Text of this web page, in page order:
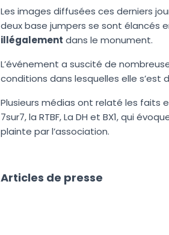
Les images diffusées ces derniers
deux base jumpers se sont élancés
illégalement dans le monument.
L’événement a suscité de
conditions dans lesquelles elle s’est
Plusieurs médias ont relaté les faits
7sur7, la RTBF, La DH et BX1, qui
plainte par l’association.
Articles de presse